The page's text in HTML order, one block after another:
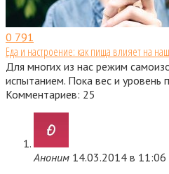
0 791
Еда и настроение: как пища влияет на
Для многих из нас режим
испытанием. Пока вес и уровень
Комментариев: 25
Аноним 14.03.2014 в 11:06